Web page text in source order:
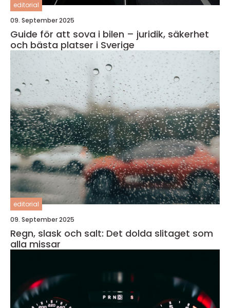
editorial
09. September 2025
Guide för att sova i bilen – juridik, säkerhet
och bästa platser i Sverige
editorial
09. September 2025
Regn, slask och salt: Det dolda slitaget som
alla missar